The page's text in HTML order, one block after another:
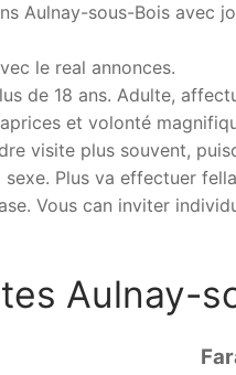
Aulnay-sous-Bois avec
le real annonces.
de 18 ans. Adulte,
et volonté
visite plus souvent,
Plus va effectuer
Vous can inviter
Aulnay-